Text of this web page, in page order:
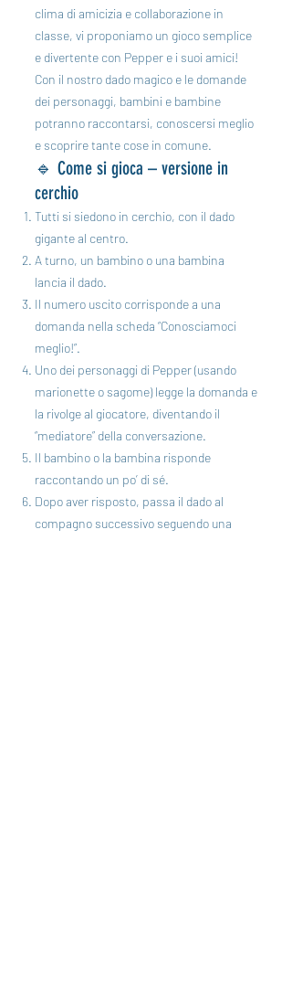
clima di amicizia e collaborazione in
classe, vi proponiamo un gioco semplice
e divertente con Pepper e i suoi amici!
Con il nostro dado magico e le domande
dei personaggi, bambini e bambine
potranno raccontarsi, conoscersi meglio
e scoprire tante cose in comune.
🔹 Come si gioca – versione in
cerchio
Tutti si siedono in cerchio, con il dado
gigante al centro.
A turno, un bambino o una bambina
lancia il dado.
Il numero uscito corrisponde a una
domanda nella scheda “Conosciamoci
meglio!”.
Uno dei personaggi di Pepper (usando
marionette o sagome) legge la domanda e
la rivolge al giocatore, diventando il
“mediatore” della conversazione.
Il bambino o la bambina risponde
raccontando un po’ di sé.
Dopo aver risposto, passa il dado al
compagno successivo seguendo una